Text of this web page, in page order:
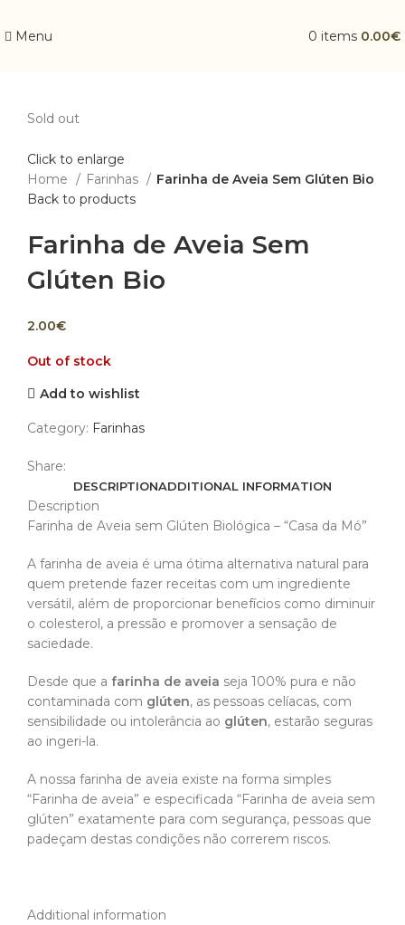
Menu 0 items 0.00€
Sold out
Click to enlarge
Home
Farinhas
Farinha de Aveia Sem Glúten Bio
Back to products
Farinha de Aveia Sem
Glúten Bio
2.00€
Out of stock
Add to wishlist
Category: Farinhas
Share:
DESCRIPTIONADDITIONAL INFORMATION
Description
Farinha de Aveia sem Glúten Biológica – “Casa da Mó”
A farinha de aveia é uma ótima alternativa natural para
quem pretende fazer receitas com um ingrediente
versátil, além de proporcionar benefícios como diminuir
o colesterol, a pressão e promover a sensação de
saciedade.
Desde que a farinha de aveia seja 100% pura e não
contaminada com glúten, as pessoas celíacas, com
sensibilidade ou intolerância ao glúten, estarão seguras
ao ingeri-la.
A nossa farinha de aveia existe na forma simples
“Farinha de aveia” e especificada “Farinha de aveia sem
glúten” exatamente para com segurança, pessoas que
padeçam destas condições não correrem riscos.
Additional information